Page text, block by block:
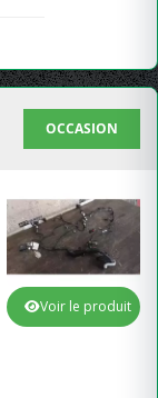
OCCASION
Voir le produit